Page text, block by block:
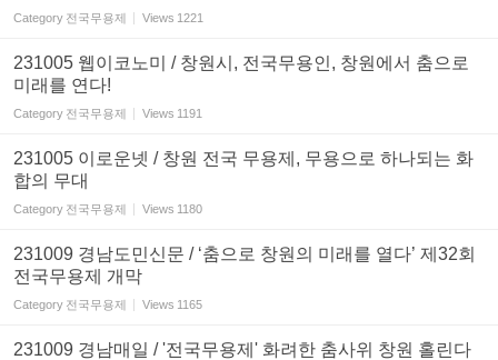
Category 전국무용제 Views 1221
231005 웹이코노미 / 창원시, 전국무용인, 창원에서 춤으로
미래를 연다!
Category 전국무용제 Views 1191
231005 이로운넷 / 창원 전국 무용제, 무용으로 하나되는 화
합의 무대
Category 전국무용제 Views 1180
231009 경남도민신문 / ‘춤으로 창원의 미래를 열다’ 제32회
전국무용제 개막
Category 전국무용제 Views 1165
231009 경남매일 / '전국무용제' 화려한 춤사위 창원 홀린다